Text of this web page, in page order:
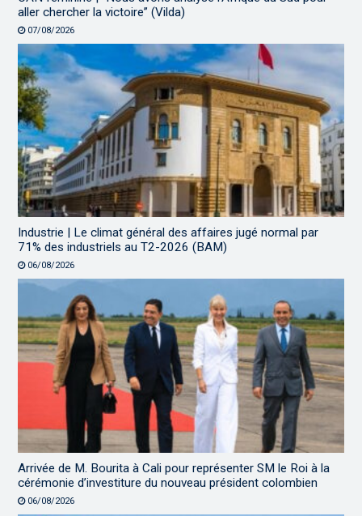
aller chercher la victoire” (Vilda)
07/08/2026
Industrie | Le climat général des affaires jugé normal par
71% des industriels au T2-2026 (BAM)
06/08/2026
Arrivée de M. Bourita à Cali pour représenter SM le Roi à la
cérémonie d’investiture du nouveau président colombien
06/08/2026